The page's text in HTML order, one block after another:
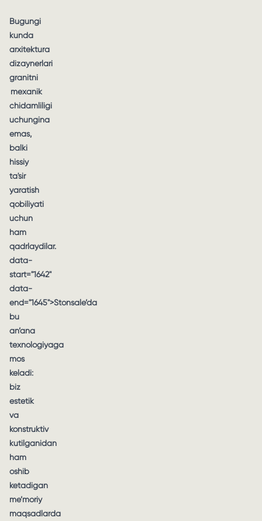
Bugungi
kunda
arxitektura
dizaynerlari
granitni
mexanik
chidamliligi
uchungina
emas,
balki
hissiy
ta'sir
yaratish
qobiliyati
uchun
ham
qadrlaydilar.
data-
start="1642"
data-
end="1645">Stonsale’da
bu
an’ana
texnologiyaga
mos
keladi:
biz
estetik
va
konstruktiv
kutilganidan
ham
oshib
ketadigan
me’moriy
maqsadlarda